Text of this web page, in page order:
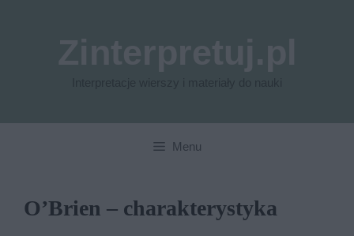
Menu
O’Brien – charakterystyka